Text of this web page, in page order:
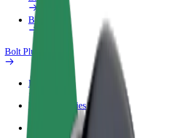
BUJ
Bolt Plus
Ieguvumi
Kā pievienoties